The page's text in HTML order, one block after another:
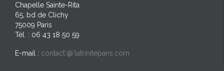
Chapelle Sainte-Rita
65, bd de Clichy
75009 Paris
Tél. : 06 43 18 50 59
E-mail : contact'@'latriniteparis.com